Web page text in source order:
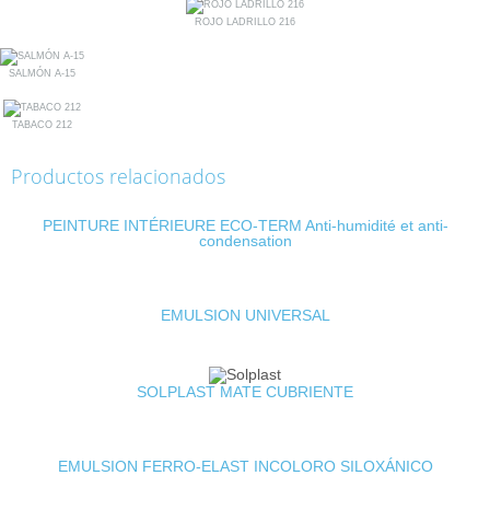
ROJO LADRILLO 216
SALMÓN A-15
TABACO 212
Productos relacionados
PEINTURE INTÉRIEURE ECO-TERM Anti-humidité et anti-
condensation
EMULSION UNIVERSAL
SOLPLAST MATE CUBRIENTE
EMULSION FERRO-ELAST INCOLORO SILOXÁNICO